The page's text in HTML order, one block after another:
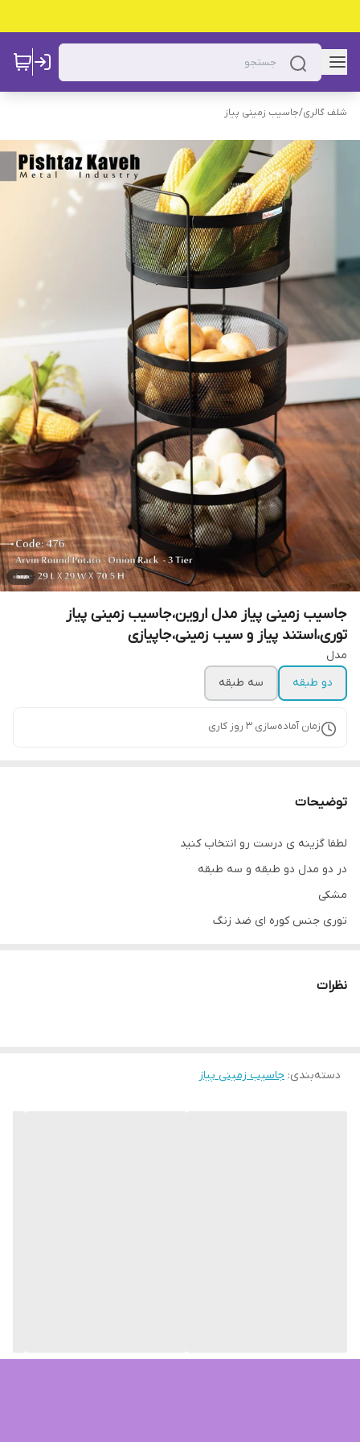
شلف گالری/جاسیب زمینی پیاز
جاسیب زمینی پیاز مدل اروین،جاسیب زمینی پیاز
توری،استند پیاز و سیب زمینی،جاپیازی
مدل
دو طبقه
سه طبقه
زمان آماده‌سازی 3 روز کاری
توضیحات
لطفا گزینه ی درست رو انتخاب کنید
در دو مدل دو طبقه و سه طبقه
مشکی
توری جنس کوره ای ضد زنگ
نظرات
دسته‌بندی: جاسیب زمینی پیاز